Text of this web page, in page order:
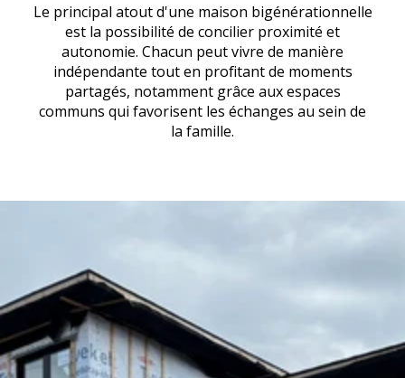
Le principal atout d'une maison bigénérationnelle
est la possibilité de concilier proximité et
autonomie. Chacun peut vivre de manière
indépendante tout en profitant de moments
partagés, notamment grâce aux espaces
communs qui favorisent les échanges au sein de
la famille.